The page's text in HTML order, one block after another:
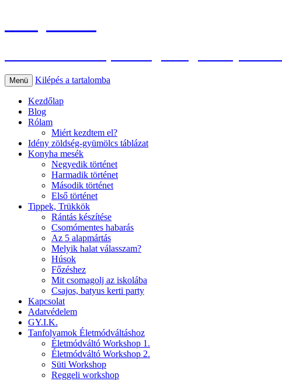
Menü Kilépés a tartalomba
Kezdőlap
Blog
Rólam
Miért kezdtem el?
Idény zöldség-gyümölcs táblázat
Konyha mesék
Negyedik történet
Harmadik történet
Második történet
Első történet
Tippek, Trükkök
Rántás készítése
Csomómentes habarás
Az 5 alapmártás
Melyik halat válasszam?
Húsok
Főzéshez
Mit csomagolj az iskolába
Csajos, batyus kerti party
Kapcsolat
Adatvédelem
GY.I.K.
Tanfolyamok Életmódváltáshoz
Életmódváltó Workshop 1.
Életmódváltó Workshop 2.
Süti Workshop
Reggeli workshop